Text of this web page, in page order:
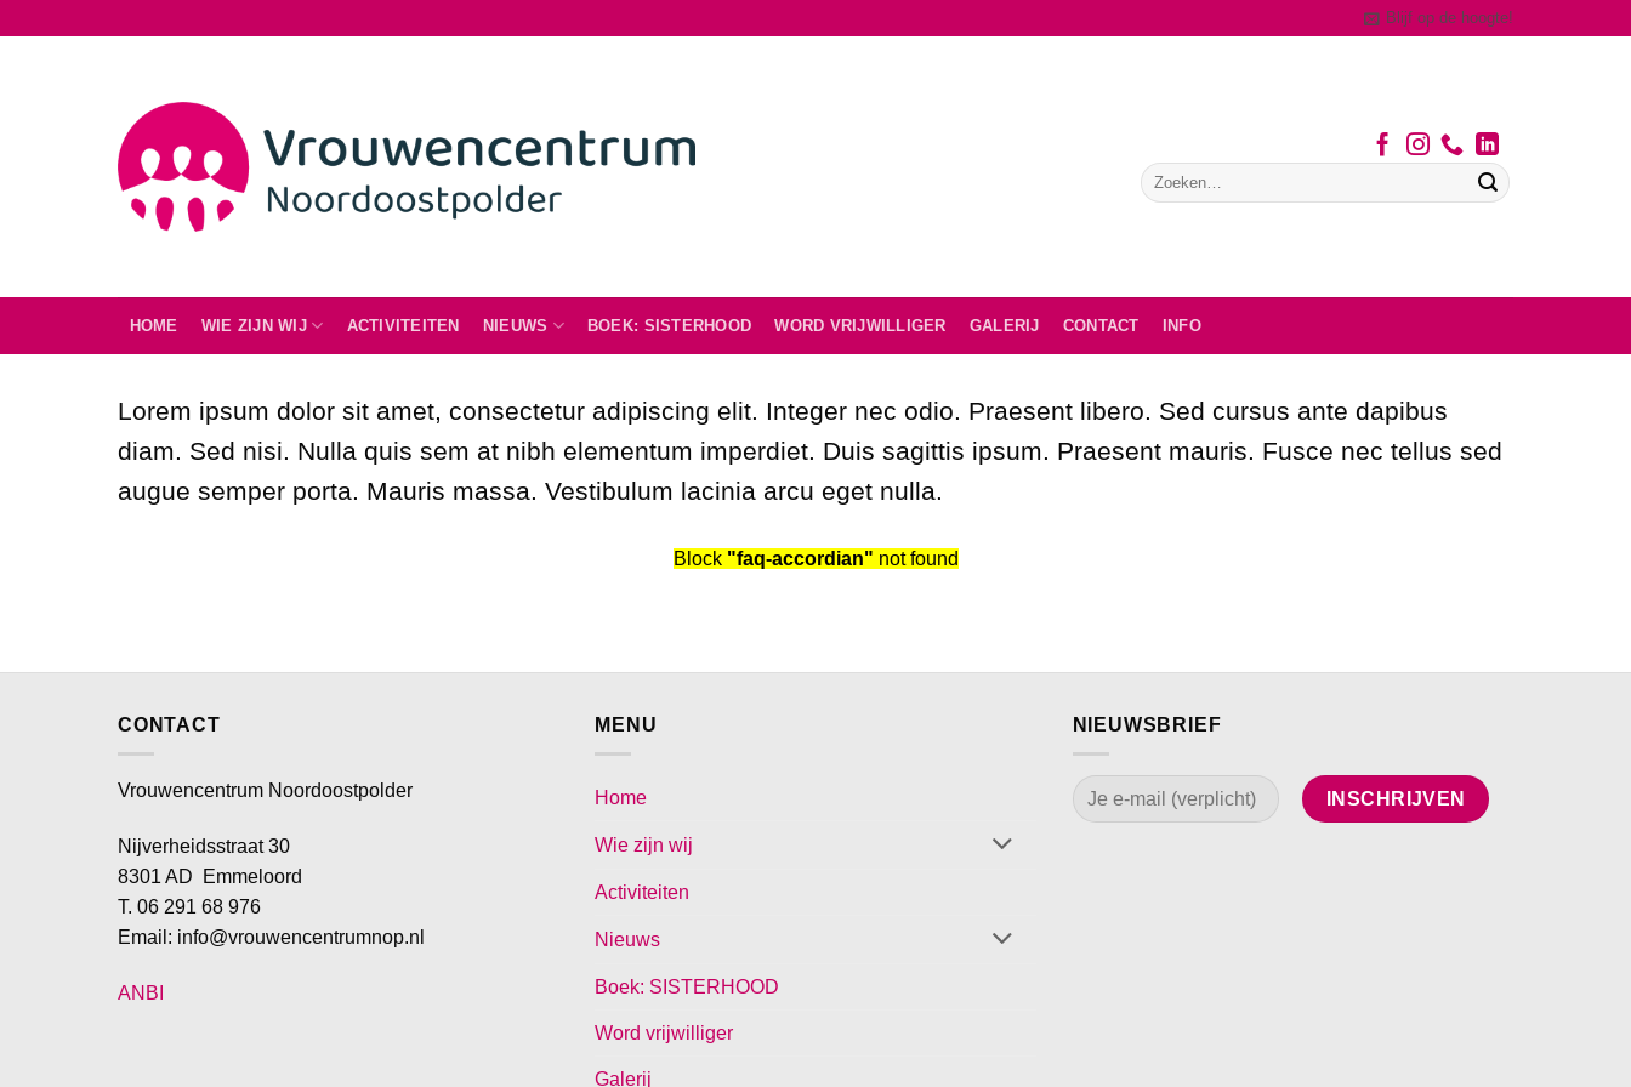
Blijf op de hoogte!
HOME WIE ZIJN WIJ ACTIVITEITEN NIEUWS BOEK: SISTERHOOD WORD VRIJWILLIGER GALERIJ CONTACT INFO
Lorem ipsum dolor sit amet, consectetur adipiscing elit. Integer nec odio. Praesent libero. Sed cursus ante dapibus
diam. Sed nisi. Nulla quis sem at nibh elementum imperdiet. Duis sagittis ipsum. Praesent mauris. Fusce nec tellus sed
augue semper porta. Mauris massa. Vestibulum lacinia arcu eget nulla.
Block "faq-accordian" not found
CONTACT
Vrouwencentrum Noordoostpolder
Nijverheidsstraat 30
8301 AD Emmeloord
T. 06 291 68 976
Email: info@vrouwencentrumnop.nl
ANBI
MENU
Home
Wie zijn wij
Activiteiten
Nieuws
Boek: SISTERHOOD
Word vrijwilliger
Galerij
NIEUWSBRIEF